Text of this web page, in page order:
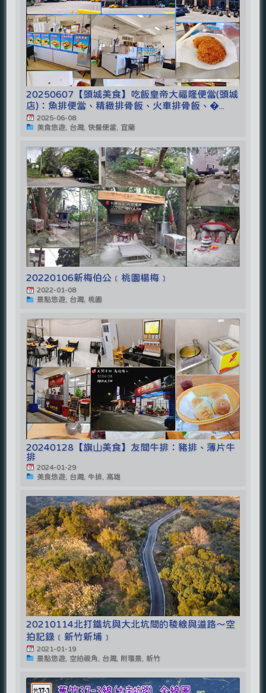
20250607【頭城美食】吃飯皇帝大福隆便當(頭城
店)：魚排便當、精緻排骨飯、火車排骨飯、�...
2025-06-08
美食悠遊, 台灣, 快餐便當, 宜蘭
20220106新梅伯公﹝桃園楊梅﹞
2022-01-08
景點悠遊, 台灣, 桃園
20240128【旗山美食】友間牛排：豬排、薄片牛
排
2024-01-29
美食悠遊, 台灣, 牛排, 高雄
20210114北打鐵坑與大北坑間的稜線與道路～空
拍記錄﹝新竹新埔﹞
2021-01-19
景點悠遊, 空拍視角, 台灣, 附環景, 新竹